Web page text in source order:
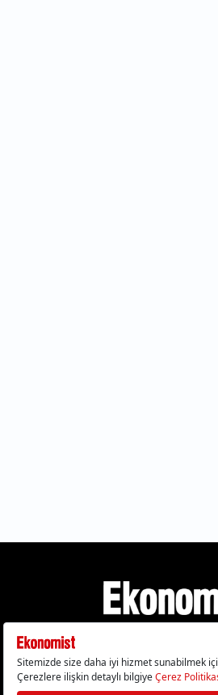
Gizlilik Politikası Çerez Politikası
KVKK Metni Künye